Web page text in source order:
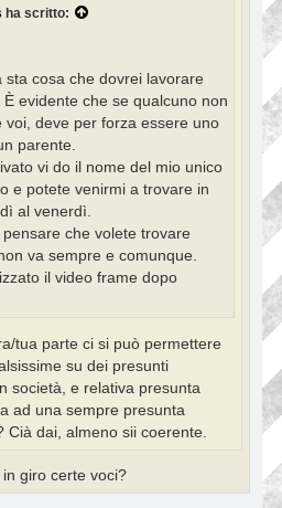
ha scritto:
sta cosa che dovrei lavorare
evidente che se qualcuno non
voi, deve per forza essere uno
parente.
vi do il nome del mio unico
e potete venirmi a trovare in
al venerdì.
che volete trovare
va sempre e comunque.
il video frame dopo
tua parte ci si può permettere
su dei presunti
società, e relativa presunta
ad una sempre presunta
Cià dai, almeno sii coerente.
giro certe voci?